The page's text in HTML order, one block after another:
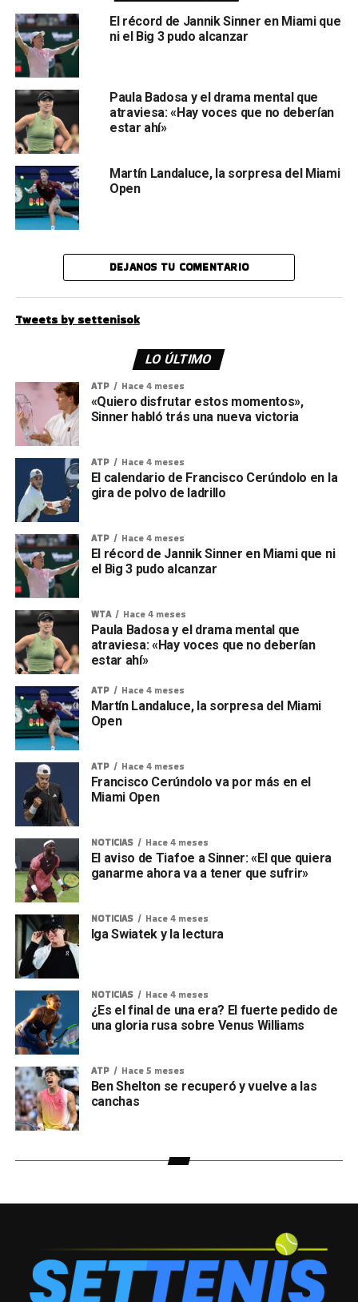
El récord de Jannik Sinner en Miami que
ni el Big 3 pudo alcanzar
Paula Badosa y el drama mental que
atraviesa: «Hay voces que no deberían
estar ahí»
Martín Landaluce, la sorpresa del Miami
Open
DEJANOS TU COMENTARIO
Tweets by settenisok
LO ÚLTIMO
ATP Hace 4 meses
«Quiero disfrutar estos momentos»,
Sinner habló trás una nueva victoria
ATP Hace 4 meses
El calendario de Francisco Cerúndolo en la
gira de polvo de ladrillo
ATP Hace 4 meses
El récord de Jannik Sinner en Miami que ni
el Big 3 pudo alcanzar
WTA Hace 4 meses
Paula Badosa y el drama mental que
atraviesa: «Hay voces que no deberían
estar ahí»
ATP Hace 4 meses
Martín Landaluce, la sorpresa del Miami
Open
ATP Hace 4 meses
Francisco Cerúndolo va por más en el
Miami Open
NOTICIAS Hace 4 meses
El aviso de Tiafoe a Sinner: «El que quiera
ganarme ahora va a tener que sufrir»
NOTICIAS Hace 4 meses
Iga Swiatek y la lectura
NOTICIAS Hace 4 meses
¿Es el final de una era? El fuerte pedido de
una gloria rusa sobre Venus Williams
ATP Hace 5 meses
Ben Shelton se recuperó y vuelve a las
canchas